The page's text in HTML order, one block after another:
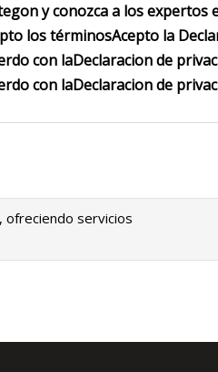
y conozca a los expertos
los términosAcepto la
con laDeclaracion de
con laDeclaracion de
ofreciendo servicios